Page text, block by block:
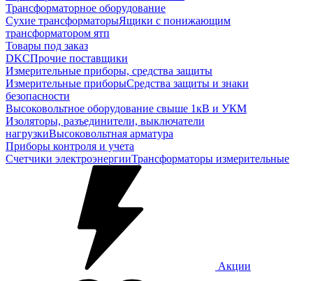
Трансформаторное оборудование
Сухие трансформаторыЯщики с понижающим
трансформатором ятп
Товары под заказ
DKCПрочие поставщики
Измерительные приборы, средства защиты
Измерительные приборыСредства защиты и знаки
безопасности
Высоковольтное оборудование свыше 1кВ и УКМ
Изоляторы, разъединители, выключатели
нагрузкиВысоковольтная арматура
Приборы контроля и учета
Счетчики электроэнергииТрансформаторы измерительные
Акции